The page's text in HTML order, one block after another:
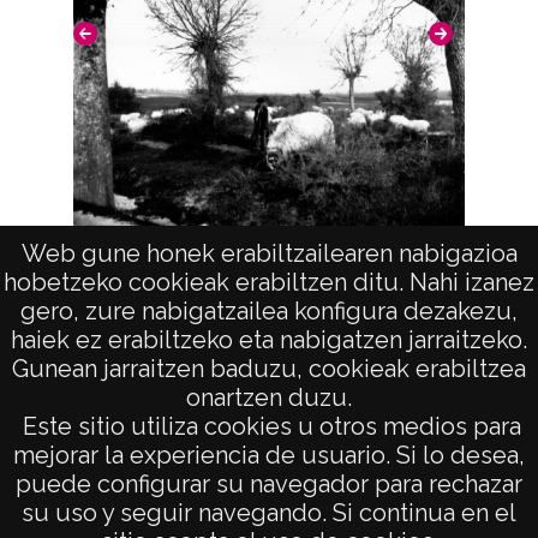
Web gune honek erabiltzailearen nabigazioa
hobetzeko cookieak erabiltzen ditu. Nahi izanez
gero, zure nabigatzailea konfigura dezakezu,
haiek ez erabiltzeko eta nabigatzen jarraitzeko.
Gunean jarraitzen baduzu, cookieak erabiltzea
onartzen duzu.
Este sitio utiliza cookies u otros medios para
mejorar la experiencia de usuario. Si lo desea,
puede configurar su navegador para rechazar
su uso y seguir navegando. Si continua en el
Pastor con ovejas
AVISO LEGAL
POLÍTICA DE PRIVACIDAD
ACCESIBILIDAD
ATENCIÓN CIUDADANA